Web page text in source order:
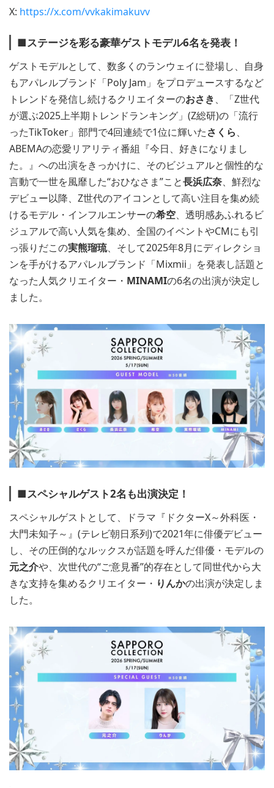
X: https://x.com/vvkakimakuvv
■ステージを彩る豪華ゲストモデル6名を発表！
ゲストモデルとして、数多くのランウェイに登場し、自身
もアパレルブランド「Poly Jam」をプロデュースするなど
トレンドを発信し続けるクリエイターのおさき、「Z世代
が選ぶ2025上半期トレンドランキング」(Z総研)の「流行
ったTikToker」部門で4回連続で1位に輝いたさくら、
ABEMAの恋愛リアリティ番組『今日、好きになりまし
た。』への出演をきっかけに、そのビジュアルと個性的な
言動で一世を風靡した“おひなさま”こと長浜広奈、鮮烈な
デビュー以降、Z世代のアイコンとして高い注目を集め続
けるモデル・インフルエンサーの希空、透明感あふれるビ
ジュアルで高い人気を集め、全国のイベントやCMにも引
っ張りだこの実熊瑠琉、そして2025年8月にディレクショ
ンを手がけるアパレルブランド「Mixmii」を発表し話題と
なった人気クリエイター・ MINAMIの6名の出演が決定し
ました。
■スペシャルゲスト2名も出演決定！
スペシャルゲストとして、ドラマ『ドクターX～外科医・
大門未知子～』(テレビ朝日系列)で2021年に俳優デビュー
し、その圧倒的なルックスが話題を呼んだ俳優・モデルの
元之介や、次世代の“ご意見番”的存在として同世代から大
きな支持を集めるクリエイター・ りんかの出演が決定しま
した。